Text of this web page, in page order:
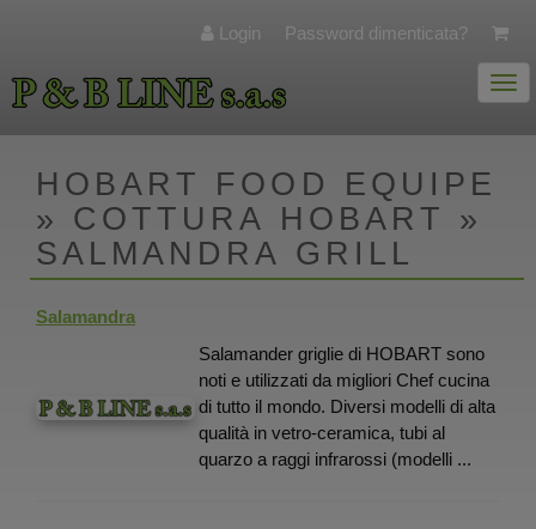
Login Password dimenticata?
HOBART FOOD EQUIPE
» COTTURA HOBART »
SALMANDRA GRILL
Salamandra
Salamander griglie di HOBART sono
noti e utilizzati da migliori Chef cucina
di tutto il mondo. Diversi modelli di alta
qualità in vetro-ceramica, tubi al
quarzo a raggi infrarossi (modelli ...